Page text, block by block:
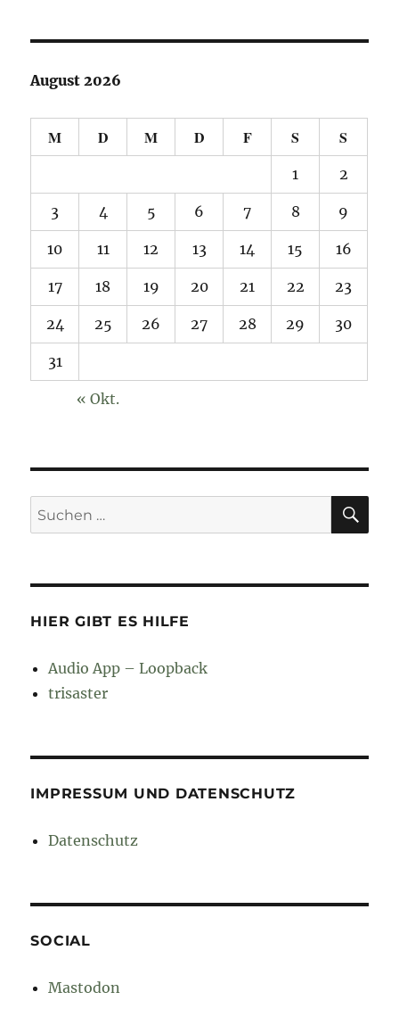
August 2026
M D M D F S S
1 2
3 4 5 6 7 8 9
10 11 12 13 14 15 16
17 18 19 20 21 22 23
24 25 26 27 28 29 30
31
« Okt.
Suchen
nach:
HIER GIBT ES HILFE
Audio App – Loopback
trisaster
IMPRESSUM UND DATENSCHUTZ
Datenschutz
SOCIAL
Mastodon